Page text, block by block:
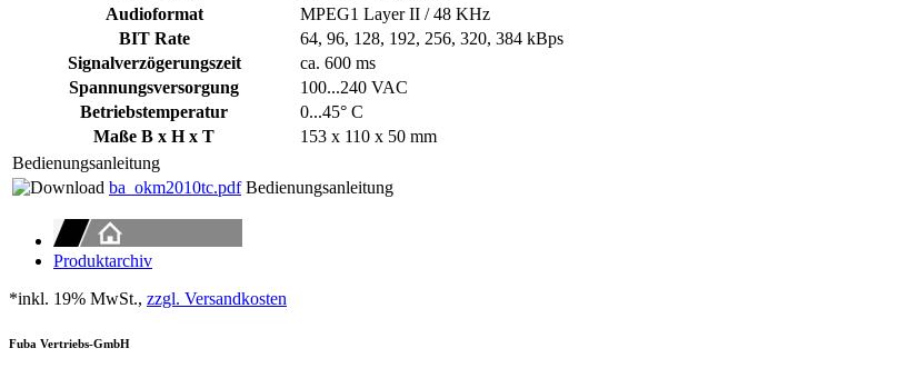
Audioformat
MPEG1 Layer II / 48 KHz
BIT Rate
64, 96, 128, 192, 256, 320, 384 kBps
Signalverzögerungszeit
ca. 600 ms
Spannungsversorgung
100...240 VAC
Betriebstemperatur
0...45° C
Maße B x H x T
153 x 110 x 50 mm
Bedienungsanleitung
ba_okm2010tc.pdf Bedienungsanleitung
Produktarchiv
*inkl. 19% MwSt., zzgl. Versandkosten
Fuba Vertriebs-GmbH